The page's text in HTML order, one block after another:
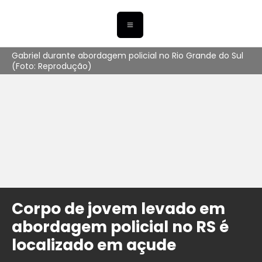
Gabriel durante abordagem policial no Rio Grande do Sul
(Foto: Reprodução)
Corpo de jovem levado em
abordagem policial no RS é
localizado em açude